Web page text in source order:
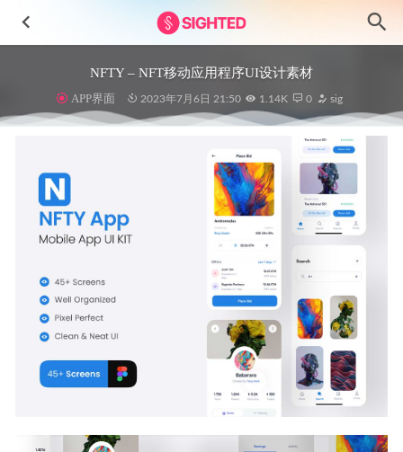
NFTY – NFT移动应用程序UI设计素材
APP界面 2023年7月6日 21:50 1.14K 0 sig
Furniture家居电商app ui设计 .xd素材 2022-09-10
500+实用icon图标 .sketch .xd .svg .ai .fig素材
2021-01-07
Food Delivery 成套外卖app ui设计.fig素材 2021-08-05
Hover 新拟物风格app ui .xd素材 2021-01-08
空状态矢量概念插画设计素材.eps .ai源文件
2022-12-25